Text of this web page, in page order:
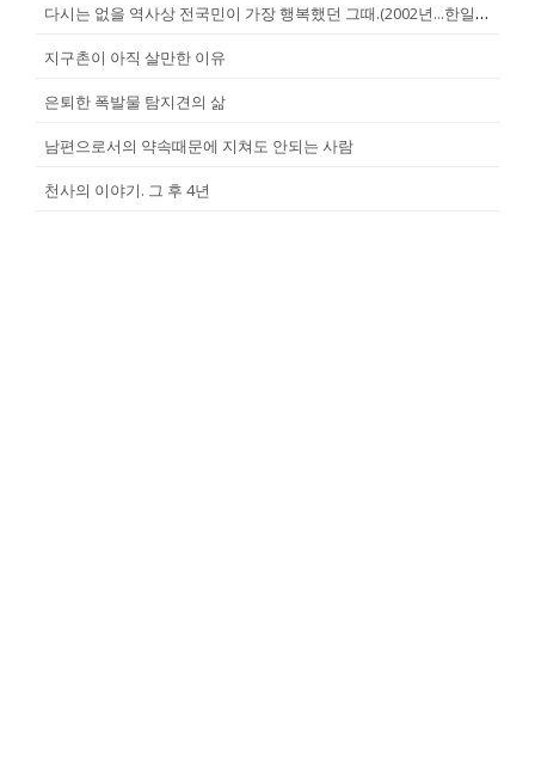
다시는 없을 역사상 전국민이 가장 행복했던 그때.(2002년...한일월드...
지구촌이 아직 살만한 이유
은퇴한 폭발물 탐지견의 삶
남편으로서의 약속때문에 지쳐도 안되는 사람
천사의 이야기. 그 후 4년